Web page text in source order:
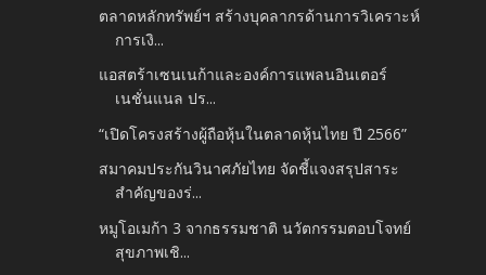
ตลาดหลักทรัพย์ฯ สร้างบุคลากรด้านการวิเคราะห์
การเงิ...
แอสตร้าเซนเนก้าและองค์การแพลนอินเตอร์
เนชั่นแนล ปร...
“เปิดโครงสร้างผู้ถือหุ้นในตลาดหุ้นไทย ปี 2566”
สมาคมประกันวินาศภัยไทย จัดชี้แจงสรุปสาระ
สำคัญของร่...
หมูโอเมก้า 3 จากธรรมชาติ นวัตกรรมตอบโจทย์
สุขภาพเชิ...